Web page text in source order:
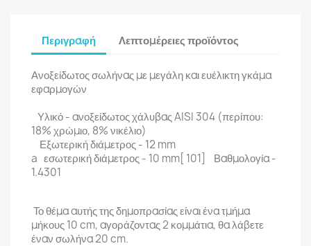
Περιγραφή Λεπτομέρειες προϊόντος
Ανοξείδωτος σωλήνας με μεγάλη και ευέλικτη γκάμα
εφαρμογών
Υλικό - ανοξείδωτος χάλυβας AISI 304 (περίπου:
18% χρώμιο, 8% νικέλιο)
Εξωτερική διάμετρος - 12 mm
a εσωτερική διάμετρος - 10 mm[ 101] Βαθμολογία -
1.4301
Το θέμα αυτής της δημοπρασίας είναι ένα τμήμα
μήκους 10 cm, αγοράζοντας 2 κομμάτια, θα λάβετε
έναν σωλήνα 20 cm.